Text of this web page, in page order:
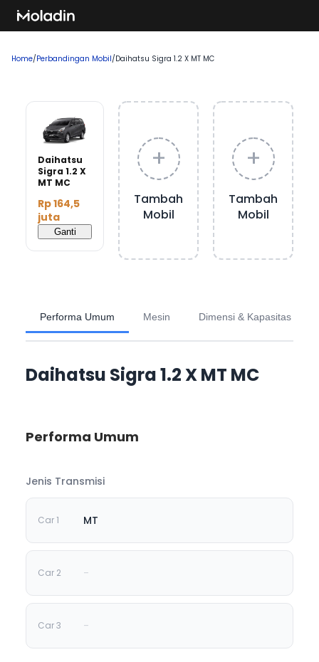
Home/Perbandingan Mobil/Daihatsu Sigra 1.2 X MT MC
Daihatsu
Sigra 1.2 X
MT MC
Rp 164,5
juta
Ganti
+
Tambah
Mobil
+
Tambah
Mobil
Performa Umum Mesin Dimensi & Kapasitas
Daihatsu Sigra 1.2 X MT MC
Performa Umum
Jenis Transmisi
MT
-
-